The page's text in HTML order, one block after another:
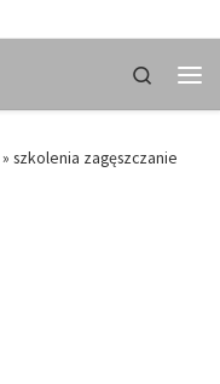
Search
» szkolenia zagęszczanie